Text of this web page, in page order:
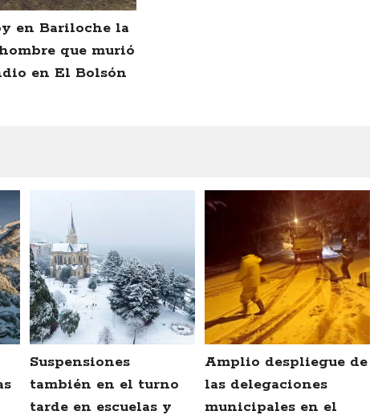
en Bariloche la
que murió
en El Bolsón
Suspensiones
también en el turno
tarde en escuelas y
Amplio despliegue de
las delegaciones
municipales en el